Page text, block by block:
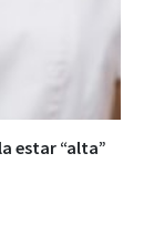
estar “alta”